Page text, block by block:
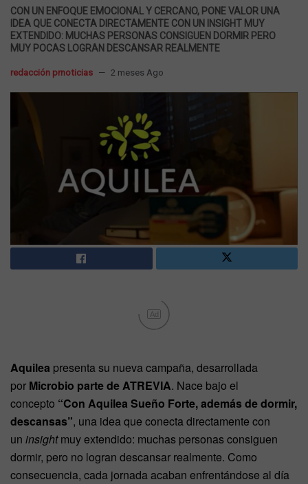
CON UN ENFOQUE EMOCIONAL Y CERCANO, PONE VALOR UNA
IDEA QUE CONECTA DIRECTAMENTE CON UN INSIGHT MUY
EXTENDIDO: MUCHAS PERSONAS CONSIGUEN DORMIR PERO
MUY POCAS LOGRAN DESCANSAR REALMENTE
redacción prnoticias 2 meses Ago
Ad
Aquilea presenta su nueva campaña, desarrollada
por Microbio parte de ATREVIA. Nace bajo el
concepto “Con Aquilea Sueño Forte, además de dormir,
descansas”, una idea que conecta directamente con
un insightmuy extendido: muchas personas consiguen
dormir, pero no logran descansar realmente. Como
consecuencia, cada jornada acaban enfrentándose al día